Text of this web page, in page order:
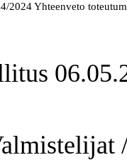
2024 Yhteenveto